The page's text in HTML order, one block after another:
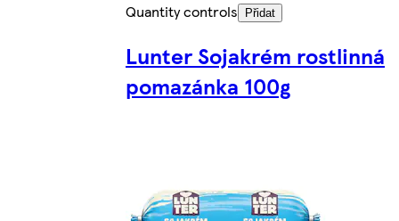
Quantity controls
Přidat
Lunter Sojakrém rostlinná
pomazánka 100g